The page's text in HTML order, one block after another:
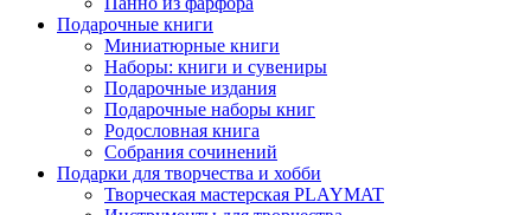
Подарочные книги
Миниатюрные книги
Наборы: книги и сувениры
Подарочные издания
Подарочные наборы книг
Родословная книга
Собрания сочинений
Подарки для творчества и хобби
Творческая мастерская PLAYMAT